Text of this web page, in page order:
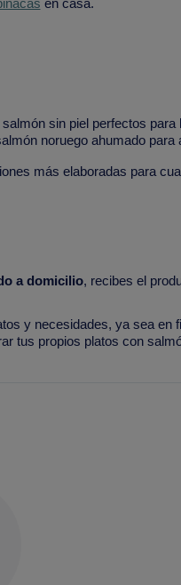
en casa.
sin piel perfectos
noruego ahumado para
más elaboradas para
a domicilio, recibes el
y necesidades, ya sea en
tus propios platos con